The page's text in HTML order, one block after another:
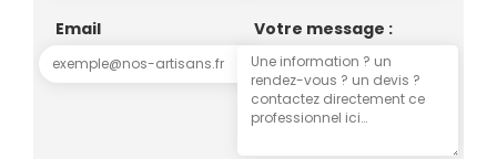
Email Votre message :